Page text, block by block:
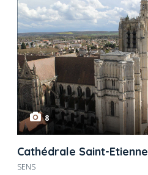
8
Cathédrale Saint-Etienne
SENS